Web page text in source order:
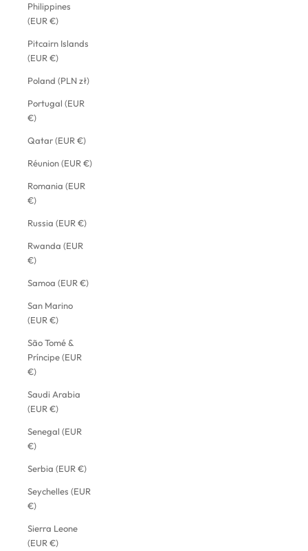
Philippines
(EUR €)
Pitcairn Islands
(EUR €)
Poland (PLN zł)
Portugal (EUR
€)
Qatar (EUR €)
Réunion (EUR €)
Romania (EUR
€)
Russia (EUR €)
Rwanda (EUR
€)
Samoa (EUR €)
San Marino
(EUR €)
São Tomé &
Príncipe (EUR
€)
Saudi Arabia
(EUR €)
Senegal (EUR
€)
Serbia (EUR €)
Seychelles (EUR
€)
Sierra Leone
(EUR €)